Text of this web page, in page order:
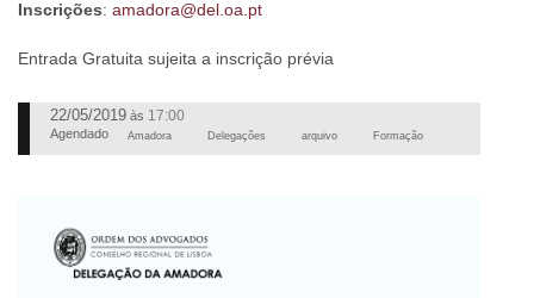
Inscrições: amadora@del.oa.pt
Entrada Gratuita sujeita a inscrição prévia
22/05/2019 às 17:00
Agendado Amadora Delegações arquivo Formação